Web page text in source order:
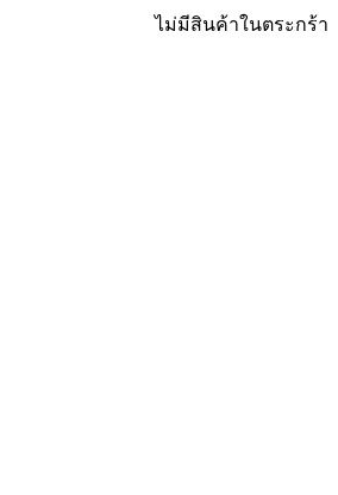
ไม่มีสินค้าในตระกร้า